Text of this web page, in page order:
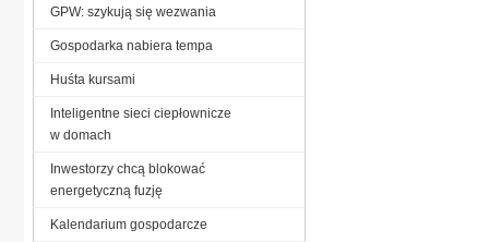
GPW: szykują się wezwania
Gospodarka nabiera tempa
Huśta kursami
Inteligentne sieci ciepłownicze
w domach
Inwestorzy chcą blokować
energetyczną fuzję
Kalendarium gospodarcze